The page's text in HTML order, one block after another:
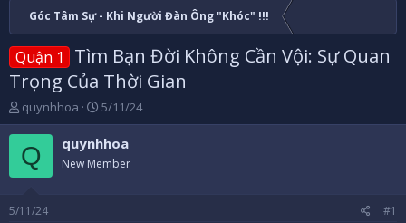
Góc Tâm Sự - Khi Người Đàn Ông "Khóc" !!!
Quận 1
Tìm Bạn Đời Không Cần Vội: Sự Quan
Trọng Của Thời Gian
B
ắ
t
đ
quynhhoa
N
g
à
b
5/11/24
Q quynhhoa
New Member
5/11/24 #1